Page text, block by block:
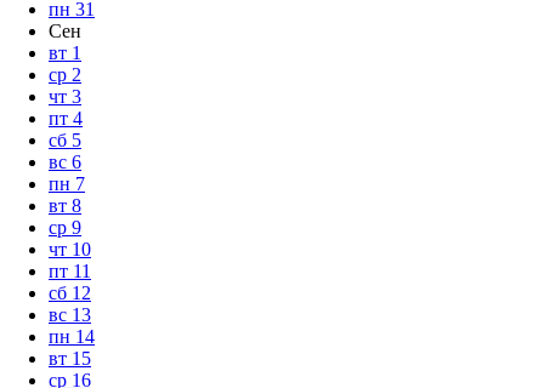
пн 31
Сен
вт 1
ср 2
чт 3
пт 4
сб 5
вс 6
пн 7
вт 8
ср 9
чт 10
пт 11
сб 12
вс 13
пн 14
вт 15
ср 16